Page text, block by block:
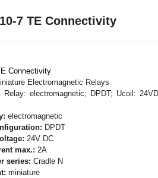
7 TE Connectivity
Connectivity
Electromagnetic Relays
Relay: electromagnetic; DPDT; Ucoil:
electromagnetic
DPDT
24V DC
max.: 2A
series: Cradle N
miniature